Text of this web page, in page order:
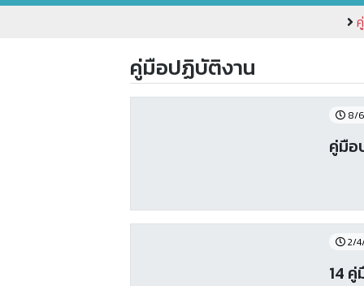
คู่มือปฏิบัติงาน
8/
คู่มือ
2/
14